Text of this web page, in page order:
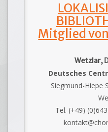
Mitglied
Wetzlar,
Deutsches
Siegmund-Hiepe
Tel. (+49)